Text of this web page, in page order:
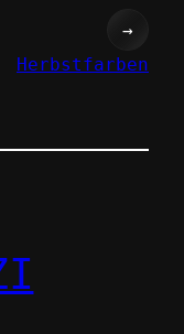
Herbstfarben
→